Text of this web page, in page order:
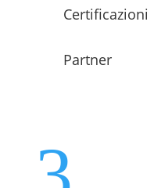
Certificazioni
Partner